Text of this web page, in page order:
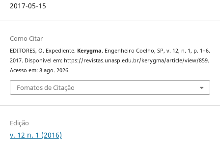
2017-05-15
Como Citar
EDITORES, O. Expediente. Kerygma, Engenheiro Coelho, SP, v. 12, n. 1, p. 1–6,
2017. Disponível em: https://revistas.unasp.edu.br/kerygma/article/view/859.
Acesso em: 8 ago. 2026.
Fomatos de Citação
Edição
v. 12 n. 1 (2016)